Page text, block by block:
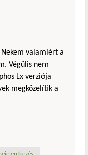
valamiért a
Végülis nem
Lx verziója
megközelítik a